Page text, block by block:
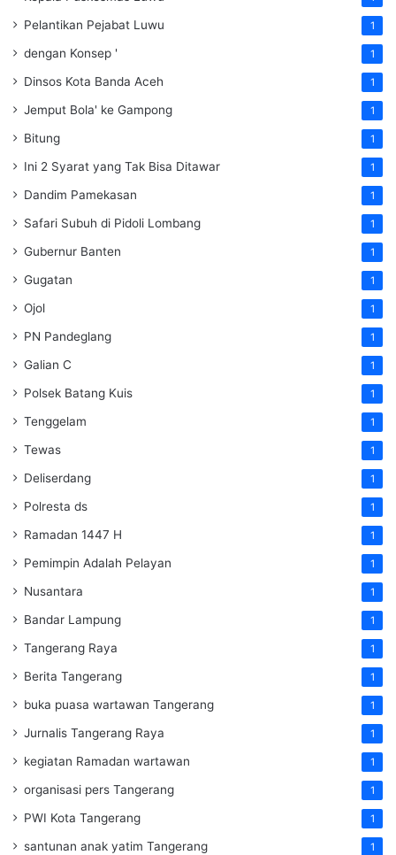
Pelantikan Pejabat Luwu 1
dengan Konsep ' 1
Dinsos Kota Banda Aceh 1
Jemput Bola' ke Gampong 1
Bitung 1
Ini 2 Syarat yang Tak Bisa Ditawar 1
Dandim Pamekasan 1
Safari Subuh di Pidoli Lombang 1
Gubernur Banten 1
Gugatan 1
Ojol 1
PN Pandeglang 1
Galian C 1
Polsek Batang Kuis 1
Tenggelam 1
Tewas 1
Deliserdang 1
Polresta ds 1
Ramadan 1447 H 1
Pemimpin Adalah Pelayan 1
Nusantara 1
Bandar Lampung 1
Tangerang Raya 1
Berita Tangerang 1
buka puasa wartawan Tangerang 1
Jurnalis Tangerang Raya 1
kegiatan Ramadan wartawan 1
organisasi pers Tangerang 1
PWI Kota Tangerang 1
santunan anak yatim Tangerang 1